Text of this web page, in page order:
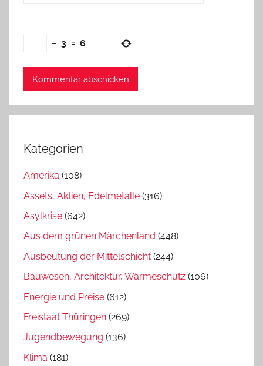
− 3 = 6
Kategorien
Amerika (108)
Assets, Aktien, Edelmetalle (316)
Asylkrise (642)
Aus dem grünen Märchenland (448)
Ausbeutung der Mittelschicht (244)
Bauwesen, Architektur, Wärmeschutz (106)
Energie und Preise (612)
Freistaat Thüringen (269)
Jugendbewegung (136)
Klima (181)